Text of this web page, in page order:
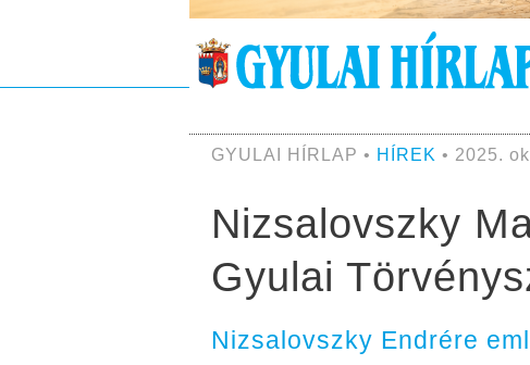
GYULAI HÍRLAP • HÍREK • 2025.
Nizsalovszky
Gyulai
Nizsalovszky Endrére